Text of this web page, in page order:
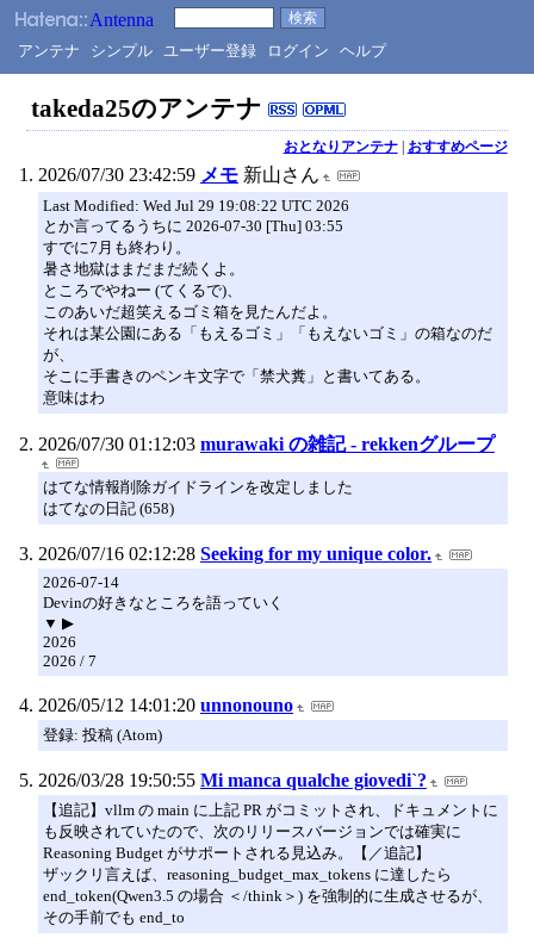
アンテナ シンプル ユーザー登録 ログイン ヘルプ
takeda25のアンテナ
おとなりアンテナ| おすすめページ
2026/07/30 23:42:59 メモ 新山さん
Last Modified: Wed Jul 29 19:08:22 UTC 2026
とか言ってるうちに 2026-07-30 [Thu] 03:55
すでに7月も終わり。
暑さ地獄はまだまだ続くよ。
ところでやねー (てくるで)、
このあいだ超笑えるゴミ箱を見たんだよ。
それは某公園にある「もえるゴミ」「もえないゴミ」の箱なのだ
が、
そこに手書きのペンキ文字で「禁犬糞」と書いてある。
意味はわ
2026/07/30 01:12:03 murawaki の雑記 - rekkenグループ
はてな情報削除ガイドラインを改定しました
はてなの日記 (658)
2026/07/16 02:12:28 Seeking for my unique color.
2026-07-14
Devinの好きなところを語っていく
▼ ▶
2026
2026 / 7
2026/05/12 14:01:20 unnonouno
登録: 投稿 (Atom)
2026/03/28 19:50:55 Mi manca qualche giovedi`?
【追記】vllm の main に上記 PR がコミットされ、ドキュメントに
も反映されていたので、次のリリースバージョンでは確実に
Reasoning Budget がサポートされる見込み。【／追記】
ザックリ言えば、reasoning_budget_max_tokens に達したら
end_token(Qwen3.5 の場合 ＜/think＞) を強制的に生成させるが、
その手前でも end_to